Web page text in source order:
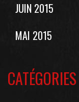
JUIN 2015
MAI 2015
CATÉGORIES